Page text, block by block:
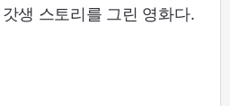
생 스토리를 그린 영화다.